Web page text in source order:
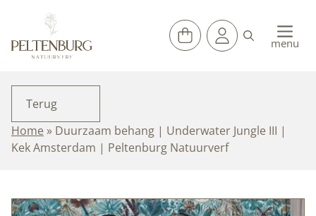
de
inhoud
menu
Terug
Home » Duurzaam behang | Underwater Jungle III |
Kek Amsterdam | Peltenburg Natuurverf